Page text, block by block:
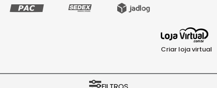
Criar loja virtual
COPYRIGHT © ..:: Arte Fácil ::.. 2026 - 00.584.004/0001-64 - TODOS OS